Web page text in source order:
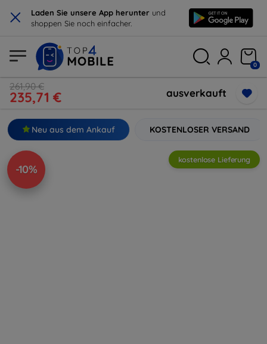
× Laden Sie unsere App herunter und
shoppen Sie noch einfacher.
0
261,90 €
235,71 € ausverkauft
Neu aus dem Ankauf KOSTENLOSER VERSAND
-10%
kostenlose Lieferung